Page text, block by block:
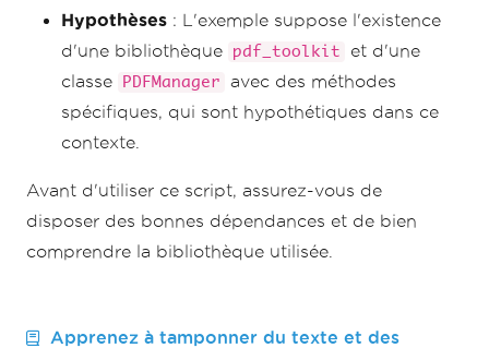
Hypothèses : L'exemple suppose l'existence
d'une bibliothèque
pdf_toolkit
et d'une
classe
PDFManager
avec des méthodes
spécifiques, qui sont hypothétiques dans ce
contexte.
Avant d'utiliser ce script, assurez-vous de
disposer des bonnes dépendances et de bien
comprendre la bibliothèque utilisée.
Apprenez à tamponner du texte et des